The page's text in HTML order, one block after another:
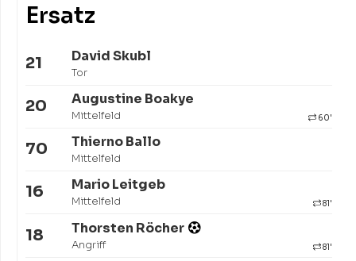
Ersatz
21 David Skubl
Tor
20 Augustine Boakye
Mittelfeld 60'
70 Thierno Ballo
Mittelfeld
16 Mario Leitgeb
Mittelfeld 81'
18 Thorsten Röcher
Angriff 81'